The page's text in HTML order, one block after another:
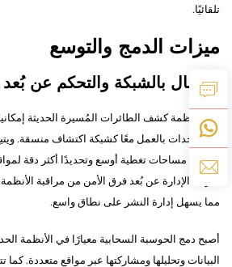
تلقائيًا.
ميزات الدمج والتوسع
الاتصال بالشبكة والتحكم عن بُعد
توفر أنظمة كشف الطائرات المُسيرة الحديثة
لعدة وحدات بالعمل معًا كشبكة اكتشاف منسقة.
الشبكة مساحات تغطية أوسع وتحديدًا أكثر دقة
ميزات الإدارة عن بُعد فرق الأمن من مراقبة
مما يسهل إدارة النشر على نطاق واسع.
أصبح دمج الحوسبة السحابية معيارًا في الأنظمة
البيانات وتحليلها ومشاركتها عبر مواقع متعددة. كما